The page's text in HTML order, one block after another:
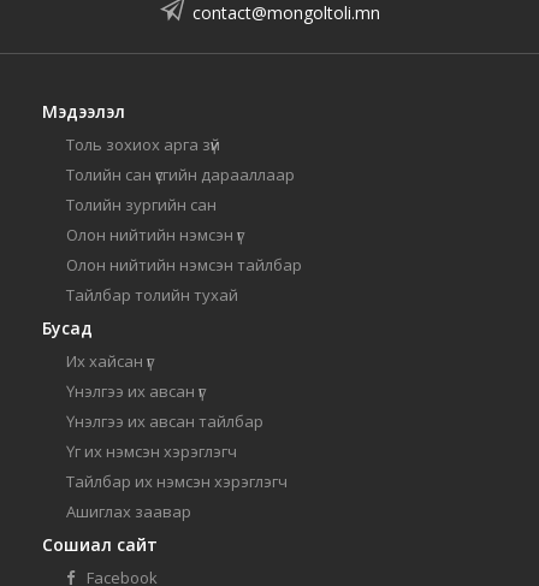
contact@mongoltoli.mn
Мэдээлэл
Толь зохиох арга зүй
Толийн сан үсгийн дарааллаар
Толийн зургийн сан
Олон нийтийн нэмсэн үг
Олон нийтийн нэмсэн тайлбар
Тайлбар толийн тухай
Бусад
Их хайсан үг
Үнэлгээ их авсан үг
Үнэлгээ их авсан тайлбар
Үг их нэмсэн хэрэглэгч
Тайлбар их нэмсэн хэрэглэгч
Ашиглах заавар
Сошиал сайт
Facebook